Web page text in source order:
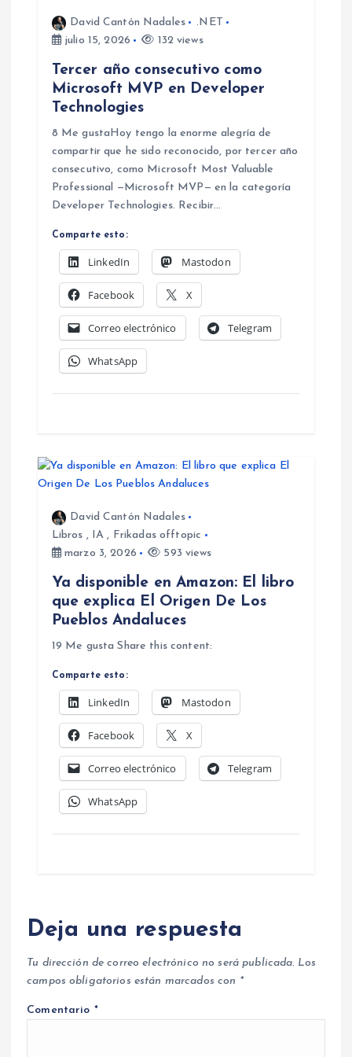
David Cantón Nadales
.NET
julio 15, 2026
132 views
Tercer año consecutivo como
Microsoft MVP en Developer
Technologies
8 Me gustaHoy tengo la enorme alegría de
compartir que he sido reconocido, por tercer año
consecutivo, como Microsoft Most Valuable
Professional —Microsoft MVP— en la categoría
Developer Technologies. Recibir…
Comparte esto:
LinkedIn Mastodon
Facebook X
Correo electrónico Telegram
WhatsApp
David Cantón Nadales
Libros , IA , Frikadas offtopic
marzo 3, 2026
593 views
Ya disponible en Amazon: El libro
que explica El Origen De Los
Pueblos Andaluces
19 Me gusta Share this content:
Comparte esto:
LinkedIn Mastodon
Facebook X
Correo electrónico Telegram
WhatsApp
Deja una respuesta
Tu dirección de correo electrónico no será publicada. Los
campos obligatorios están marcados con *
Comentario *